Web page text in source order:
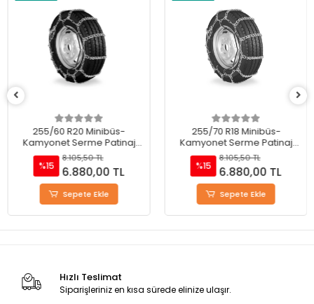
255/60 R20 Minibüs-
Kamyonet Serme Patinaj
Zinciri - M220
%15
8.105,50 TL
6.880,00 TL
Sepete Ekle
255/70 R18 Minibüs-
Kamyonet Serme Patinaj
Zinciri - M220
%15
8.105,50 TL
6.880,00 TL
Sepete Ekle
Hızlı Teslimat
Siparişleriniz en kısa sürede elinize ulaşır.